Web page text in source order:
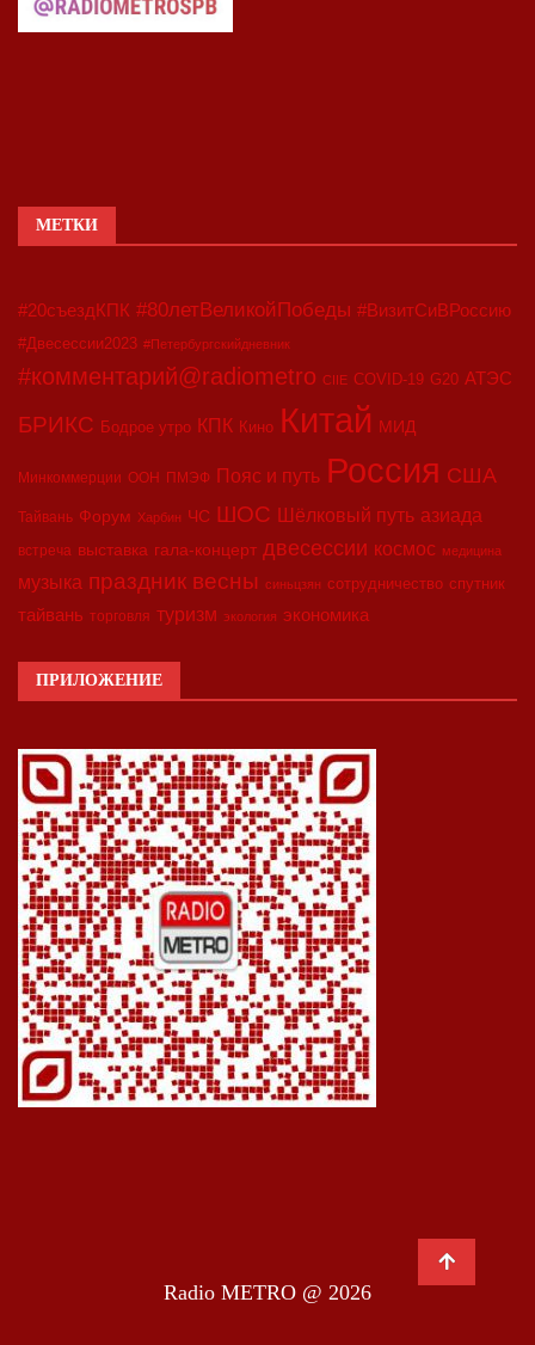
МЕТКИ
#20съездКПК #80летВеликойПобеды #ВизитСиВРоссию
#Двесессии2023 #Петербургскийдневник
#комментарий@radiometro CIIE COVID-19 G20 АТЭС
БРИКС Бодрое утро КПК Кино Китай МИД
Минкоммерции ООН ПМЭФ Пояс и путь Россия США
Тайвань Форум Харбин ЧС ШОС Шёлковый путь азиада
встреча выставка гала-концерт двесессии космос медицина
музыка праздник весны синьцзян сотрудничество спутник
тайвань торговля туризм экология экономика
ПРИЛОЖЕНИЕ
Radio METRO @ 2026